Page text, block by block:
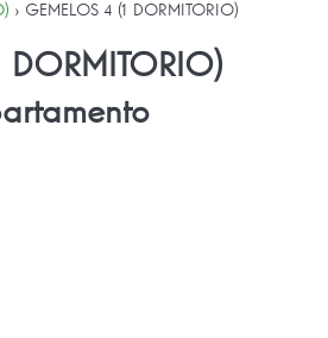
› GEMELOS 4 (1 DORMITORIO)
DORMITORIO)